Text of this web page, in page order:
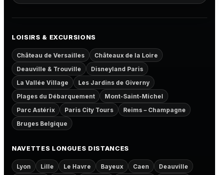
LOISIRS & EXCURSIONS
Château de Versailles
Châteaux de la Loire
Deauville & Trouville
Disneyland Paris
La Vallée Village
Les Jardins de Giverny
Plages du Débarquement
Mont-Saint-Michel
Parc Astérix
Paris City Tours
Reims – Champagne
Bruges Belgique
NAVETTES LONGUES DISTANCES
Lyon Lille Le Havre Bayeux Caen
Deauville